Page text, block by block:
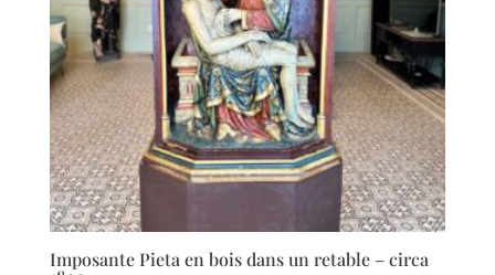
Imposante Pieta en bois dans un retable – circa